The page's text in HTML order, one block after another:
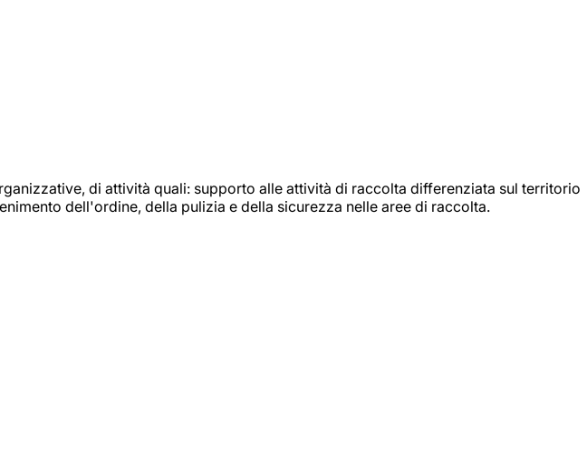
di attività quali: supporto alle attività di raccolta differenziata sul territorio
dell'ordine, della pulizia e della sicurezza nelle aree di raccolta.